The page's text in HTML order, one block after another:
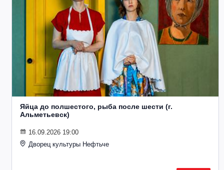
Яйца до полшестого, рыба после шести (г.
Альметьевск)
16.09.2026 19:00
Дворец культуры Нефтьче